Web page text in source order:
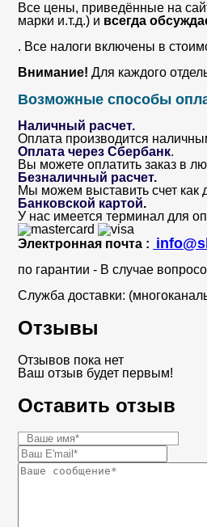
Все цены, приведённые на
марки и.т.д.) и всегда
. Все налоги включены в
Внимание! Для каждого
Возможные способы
Наличный расчет.
Оплата производится
Оплата через Сбербанк.
Вы можете оплатить заказ в
Безналичный расчет.
Мы можем выставить счет как
Банковской картой.
У нас имеется терминал для
Электронная почта :
по гарантии - В случае
Служба доставки:
Отзывы
Отзывов пока нет
Ваш отзыв будет первым!
Оставить отзыв